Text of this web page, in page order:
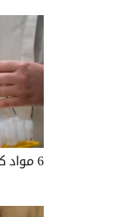
6 مواد كيميائية "ليست ضارة" كما تعتقد